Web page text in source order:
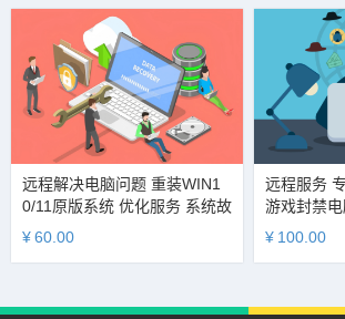
远程解决电脑问题 重装WIN1
0/11原版系统 优化服务 系统故
障排查 硬件检测
¥60.00
远程服务
游戏封禁
¥ 100.00